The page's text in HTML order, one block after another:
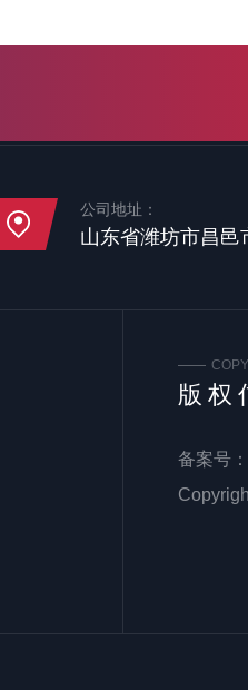
公司地址：
山东省潍坊市昌
版权
备案号：